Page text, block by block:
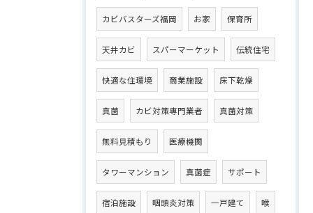
カビバスターズ福岡 お家 保育所
天井カビ スパーマーケット 伝統住宅
快適な住環境 商業施設 床下乾燥
真菌 カビ対策専門業者 真菌対策
無料見積もり 医療機関
タワーマンション 真菌症 サポート
宿泊施設 咽頭炎対策 一戸建て 喉